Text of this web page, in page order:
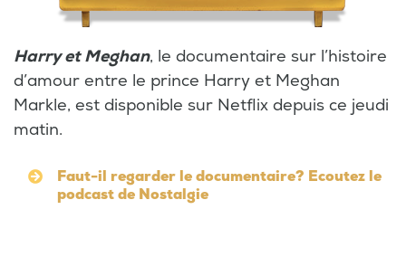
Harry et Meghan, le documentaire sur l’histoire
d’amour entre le prince Harry et Meghan
Markle, est disponible sur Netflix depuis ce jeudi
matin.
Faut-il regarder le documentaire? Ecoutez le
podcast de Nostalgie